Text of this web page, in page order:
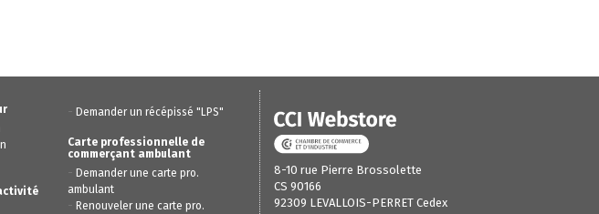
- Demander un récépissé "LPS"
Carte professionnelle de
commerçant ambulant
- Demander une carte pro.
ambulant
- Renouveler une carte pro.
8-10 rue Pierre Brossolette
CS 90166
92309 LEVALLOIS-PERRET Cedex